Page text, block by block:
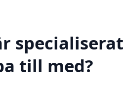
till med?